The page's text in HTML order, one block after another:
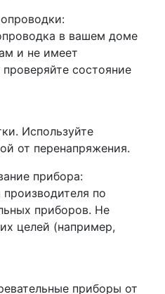
в вашем доме
и не имеет
состояние
Используйте
от перенапряжения.
прибора:
по
приборов. Не
целей (например,
приборы от